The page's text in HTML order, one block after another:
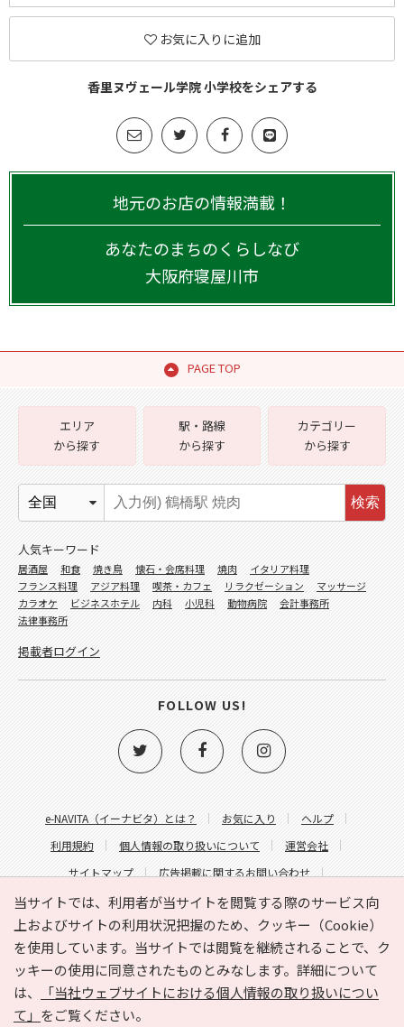
お気に入りに追加
香里ヌヴェール学院 小学校をシェアする
地元のお店の情報満載！
あなたのまちのくらしなび
大阪府寝屋川市
PAGE TOP
当サイトでは、利用者が当サイトを閲覧する際のサービス向
上およびサイトの利用状況把握のため、クッキー（Cookie）
を使用しています。当サイトでは閲覧を継続されることで、ク
ッキーの使用に同意されたものとみなします。詳細について
は、
「当社ウェブサイトにおける個人情報の取り扱いについ
て」 をご覧ください。
e-NAVITA（イーナビタ）とは？ お気に入り
ヘルプ
利用規約
個人情報の取り扱いについて
運営会社
サイトマップ
広告掲載に関するお問い合わせ
サイトの内容に関するお問い合わせ
エリア
から探す
駅・路線
から探す
カテゴリー
から探す
検索
人気キーワード
居酒屋 和食 焼き鳥 懐石・会席料理 焼肉
イタリア料理
フランス料理
アジア料理 喫茶・カフェ リラクゼーション
マッサージ
カラオケ
ビジネスホテル 内科 小児科 動物病院
会計事務所
法律事務所
掲載者ログイン
FOLLOW US!
Copyright © HYOJITO.Co.,Ltd. All Rights Reserved.